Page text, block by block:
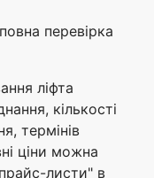
перевірка
ліфта
кількості
термінів
ціни можна
листи" в